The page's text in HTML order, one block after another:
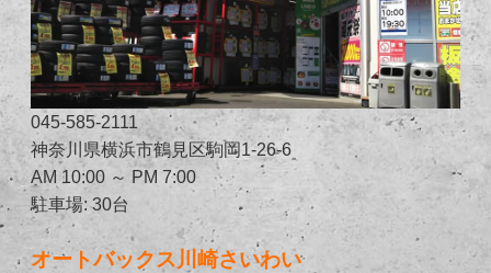
045-585-2111
神奈川県横浜市鶴見区駒岡1-26-6
AM 10:00 ～ PM 7:00
駐車場: 30台
オートバックス川崎さいわい